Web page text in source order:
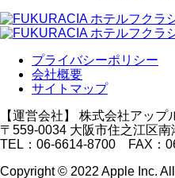
プライバシーポリシー
会社概要
サイトマップ
【運営会社】 株式会社アップ
〒559-0034 大阪市住之江区南
TEL：06-6614-8700 FAX：
Copyright © 2022 Apple Inc.